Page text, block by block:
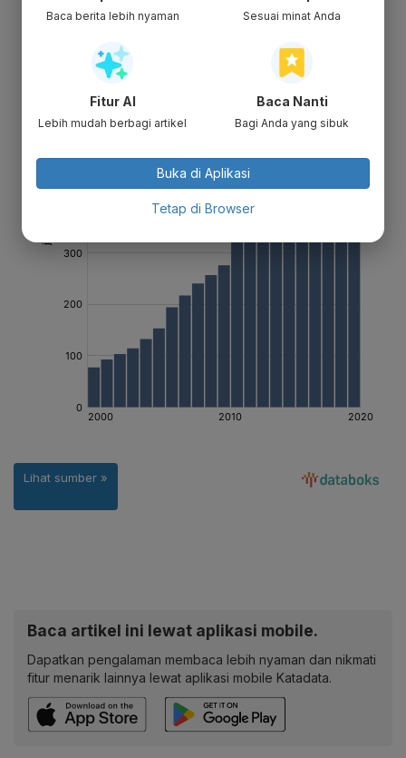
Baca artikel ini lewat aplikasi mobile.
Dapatkan pengalaman membaca lebih nyaman dan nikmati
fitur menarik lainnya lewat aplikasi mobile Katadata.
Baca berita lebih nyaman Sesuai minat Anda
Fitur AI
Lebih mudah berbagi artikel
Baca Nanti
Bagi Anda yang sibuk
Buka di Aplikasi
Tetap di Browser